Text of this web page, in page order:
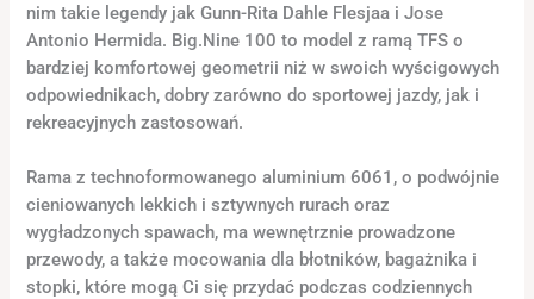
nim takie legendy jak Gunn-Rita Dahle Flesjaa i Jose
Antonio Hermida. Big.Nine 100 to model z ramą TFS o
bardziej komfortowej geometrii niż w swoich wyścigowych
odpowiednikach, dobry zarówno do sportowej jazdy, jak i
rekreacyjnych zastosowań.
Rama z technoformowanego aluminium 6061, o podwójnie
cieniowanych lekkich i sztywnych rurach oraz
wygładzonych spawach, ma wewnętrznie prowadzone
przewody, a także mocowania dla błotników, bagażnika i
stopki, które mogą Ci się przydać podczas codziennych